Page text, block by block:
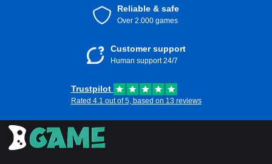
Reliable & safe
Over 2.000 games
Customer support
Human support 24/7
Trustpilot
Rated 4.1 out of 5, based on 13 reviews